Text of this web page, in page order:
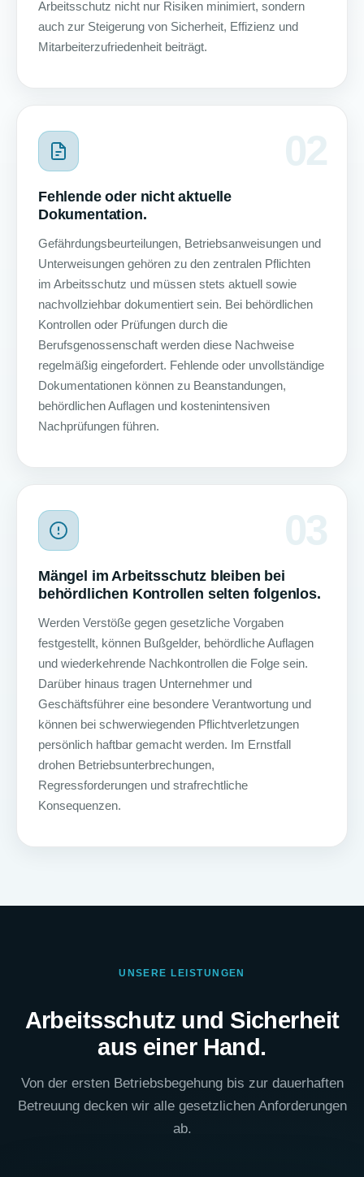
Arbeitsschutz nicht nur Risiken minimiert, sondern
auch zur Steigerung von Sicherheit, Effizienz und
Mitarbeiterzufriedenheit beiträgt.
02
Fehlende oder nicht aktuelle
Dokumentation.
Gefährdungsbeurteilungen, Betriebsanweisungen und
Unterweisungen gehören zu den zentralen Pflichten
im Arbeitsschutz und müssen stets aktuell sowie
nachvollziehbar dokumentiert sein. Bei behördlichen
Kontrollen oder Prüfungen durch die
Berufsgenossenschaft werden diese Nachweise
regelmäßig eingefordert. Fehlende oder unvollständige
Dokumentationen können zu Beanstandungen,
behördlichen Auflagen und kostenintensiven
Nachprüfungen führen.
03
Mängel im Arbeitsschutz bleiben bei
behördlichen Kontrollen selten folgenlos.
Werden Verstöße gegen gesetzliche Vorgaben
festgestellt, können Bußgelder, behördliche Auflagen
und wiederkehrende Nachkontrollen die Folge sein.
Darüber hinaus tragen Unternehmer und
Geschäftsführer eine besondere Verantwortung und
können bei schwerwiegenden Pflichtverletzungen
persönlich haftbar gemacht werden. Im Ernstfall
drohen Betriebsunterbrechungen,
Regressforderungen und strafrechtliche
Konsequenzen.
UNSERE LEISTUNGEN
Arbeitsschutz und Sicherheit
aus einer Hand.
Von der ersten Betriebsbegehung bis zur dauerhaften
Betreuung decken wir alle gesetzlichen Anforderungen
ab.